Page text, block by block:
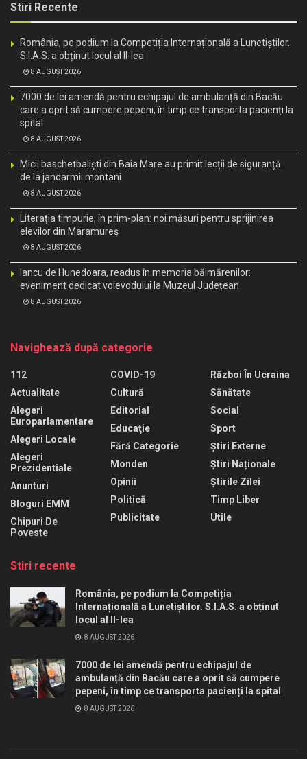
Stiri Recente
România, pe podium la Competiția Internațională a Lunetiștilor.
S.I.A.S. a obținut locul al II-lea
8 AUGUST 2026
7000 de lei amendă pentru echipajul de ambulanță din Bacău
care a oprit să cumpere pepeni, în timp ce transporta pacienți la
spital
8 AUGUST 2026
Micii baschetbaliști din Baia Mare au primit lecții de siguranță
de la jandarmii montani
8 AUGUST 2026
Literația timpurie, în prim-plan: noi măsuri pentru sprijinirea
elevilor din Maramureș
8 AUGUST 2026
Iancu de Hunedoara, readus în memoria băimărenilor:
eveniment dedicat voievodului la Muzeul Județean
8 AUGUST 2026
Navighează după categorie
112
Actualitate
Alegeri
Europarlamentare
Alegeri Locale
Alegeri
Prezidentiale
Anunturi
Bloguri EMM
Chipuri De
Poveste
COVID-19
Cultură
Editorial
Educaţie
Fără Categorie
Monden
Opinii
Politică
Publicitate
Război În Ucraina
Sănătate
Social
Sport
Știri Externe
Știri Naționale
Știrile Zilei
Timp Liber
Utile
Stiri recente
România, pe podium la Competiția
Internațională a Lunetiștilor. S.I.A.S. a obținut
locul al II-lea
8 AUGUST 2026
7000 de lei amendă pentru echipajul de
ambulanță din Bacău care a oprit să cumpere
pepeni, în timp ce transporta pacienți la spital
8 AUGUST 2026